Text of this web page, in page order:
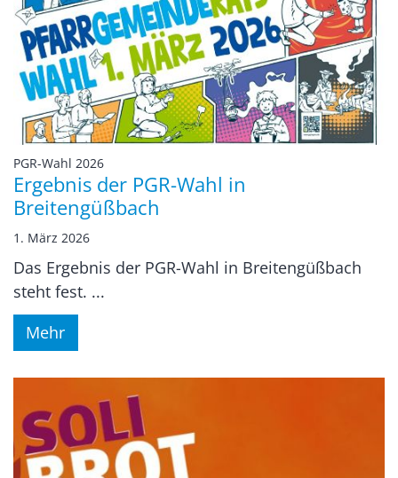
PGR-Wahl 2026:
Ergebnis der PGR-Wahl in
Breitengüßbach
1. März 2026
Das Ergebnis der PGR-Wahl in Breitengüßbach
steht fest. ...
Mehr